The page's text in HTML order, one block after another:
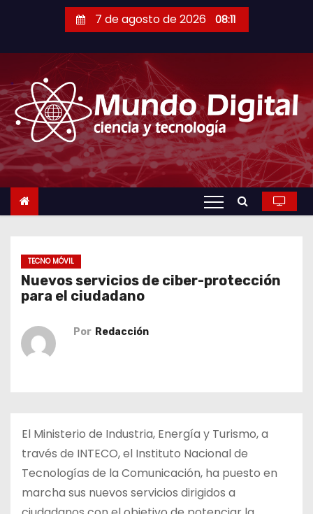
a
r
a
l
c
o
7 de agosto de 2026 08:11
TECNO MÓVIL
Nuevos servicios de ciber-protección
para el ciudadano
Por Redacción
El Ministerio de Industria, Energía y Turismo, a
través de INTECO, el Instituto Nacional de
Tecnologías de la Comunicación, ha puesto en
marcha sus nuevos servicios dirigidos a